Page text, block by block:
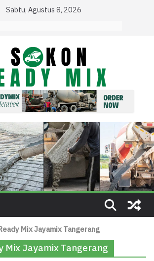
Sabtu, Agustus 8, 2026
Mix Jayamix Tangerang
Mix Jayamix Tangerang